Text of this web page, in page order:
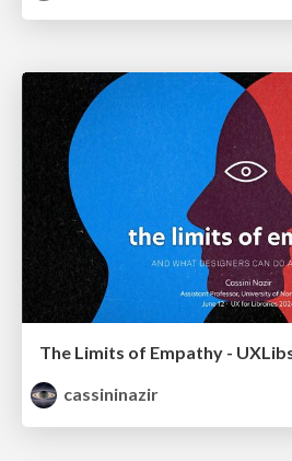
The Limits of Empathy -
cassininazir